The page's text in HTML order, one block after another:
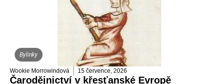
Bylinky
Wookie Morrowindová 15 července, 2026
Čarodějnictví v křesťanské Evropě